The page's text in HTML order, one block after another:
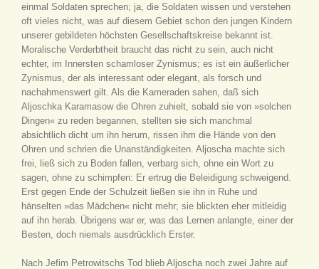
einmal Soldaten sprechen; ja, die Soldaten wissen und verstehen
oft vieles nicht, was auf diesem Gebiet schon den jungen Kindern
unserer gebildeten höchsten Gesellschaftskreise bekannt ist.
Moralische Verderbtheit braucht das nicht zu sein, auch nicht
echter, im Innersten schamloser Zynismus; es ist ein äußerlicher
Zynismus, der als interessant oder elegant, als forsch und
nachahmenswert gilt. Als die Kameraden sahen, daß sich
Aljoschka Karamasow die Ohren zuhielt, sobald sie von »solchen
Dingen« zu reden begannen, stellten sie sich manchmal
absichtlich dicht um ihn herum, rissen ihm die Hände von den
Ohren und schrien die Unanständigkeiten. Aljoscha machte sich
frei, ließ sich zu Boden fallen, verbarg sich, ohne ein Wort zu
sagen, ohne zu schimpfen: Er ertrug die Beleidigung schweigend.
Erst gegen Ende der Schulzeit ließen sie ihn in Ruhe und
hänselten »das Mädchen« nicht mehr; sie blickten eher mitleidig
auf ihn herab. Übrigens war er, was das Lernen anlangte, einer der
Besten, doch niemals ausdrücklich Erster.
Nach Jefim Petrowitschs Tod blieb Aljoscha noch zwei Jahre auf